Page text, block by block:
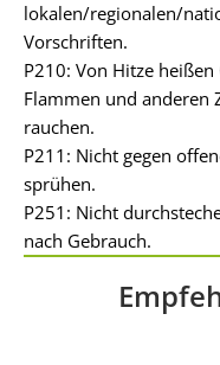
lokalen/regionalen/
Vorschriften.
P210: Von Hitze
Flammen und anderen
rauchen.
P211: Nicht gegen
sprühen.
P251: Nicht
nach Gebrauch.